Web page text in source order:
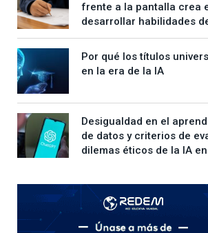
frente a la pantalla crea
desarrollar habilidades
Por qué los títulos
en la era de la IA
Desigualdad en el
de datos y criterios de
dilemas éticos de la IA